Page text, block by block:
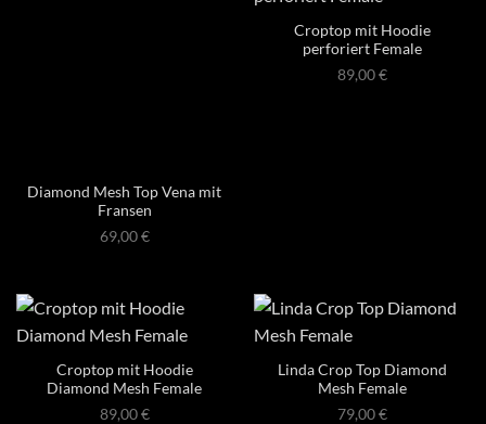
Diamond Mesh Top Vena mit
Fransen
69,00€
Croptop mit Hoodie
perforiert Female
89,00€
Croptop mit Hoodie
Diamond Mesh Female
89,00€
Linda Crop Top Diamond
Mesh Female
79,00€